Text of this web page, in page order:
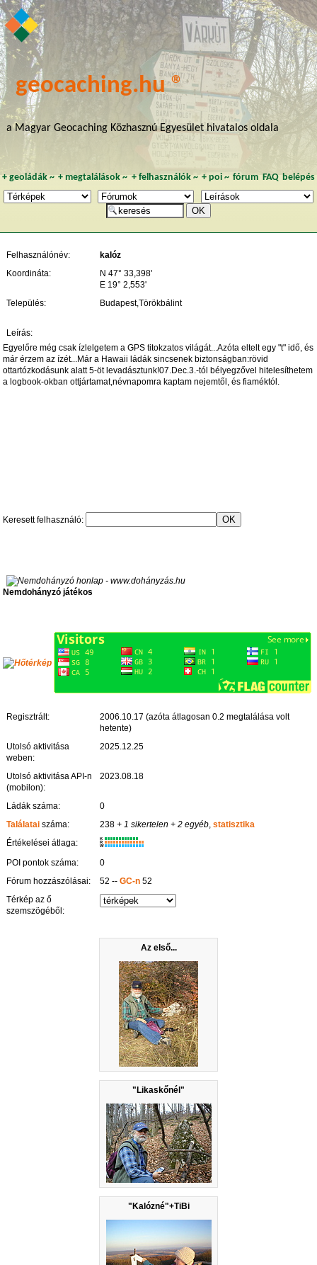
geocaching.hu ®
a Magyar Geocaching Közhasznú Egyesület hivatalos oldala
+ geoládák~ + megtalálások ~ + felhasználók~ + poi~ fórum FAQ belépés
Az első...
"Likaskőnél"
"Kalózné"+TiBi
Felhasználónév:
kalóz
Koordináta:
N 47° 33,398'
E 19° 2,553'
Település:
Budapest,Törökbálint
Leírás:
Egyelőre még csak ízlelgetem a GPS titokzatos világát...Azóta eltelt egy "t" idő, és
már érzem az ízét...Már a Hawaii ládák sincsenek biztonságban:rövid
ottartózkodásunk alatt 5-öt levadásztunk!07.Dec.3.-tól bélyegzővel hitelesíthetem
a logbook-okban ottjártamat,névnapomra kaptam nejemtől, és fiaméktól.
Keresett felhasználó:
Nemdohányzó játékos
Regisztrált:
2006.10.17 (azóta átlagosan 0.2 megtalálása volt
hetente)
Utolsó aktivitása
weben:
2025.12.25
Utolsó aktivitása API-n
(mobilon):
2023.08.18
Ládák száma:
0
Találatai száma: 238 + 1 sikertelen + 2 egyéb ,statisztika
Értékelései átlaga:
K
R
W
POI pontok száma:
0
Fórum hozzászólásai:
52 --GC-n 52
Térkép az ő
szemszögéből: